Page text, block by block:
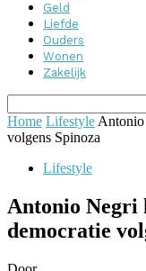
Geld
Liefde
Ouders
Wonen
Zakelijk
Home Lifestyle Antonio
volgens Spinoza
Lifestyle
Antonio Negri
democratie